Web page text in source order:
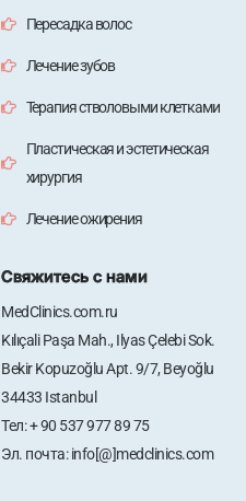
Пересадка волос
Лечение зубов
Терапия стволовыми клетками
Пластическая и эстетическая
хирургия
Лечение ожирения
Свяжитесь с нами
MedClinics.com.ru
Kılıçali Paşa Mah., Ilyas Çelebi Sok.
Bekir Kopuzoğlu Apt. 9/7, Beyoğlu
34433 Istanbul
Тел: + 90 537 977 89 75
Эл. почта: info[@]medclinics.com